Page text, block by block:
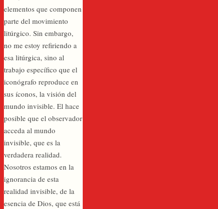
elementos que componen
parte del movimiento
litúrgico. Sin embargo,
no me estoy refiriendo a
esa litúrgica, sino al
trabajo específico que el
iconógrafo reproduce en
sus íconos, la visión del
mundo invisible. El hace
posible que el observador
acceda al mundo
invisible, que es la
verdadera realidad.
Nosotros estamos en la
ignorancia de esta
realidad invisible, de la
esencia de Dios, que está